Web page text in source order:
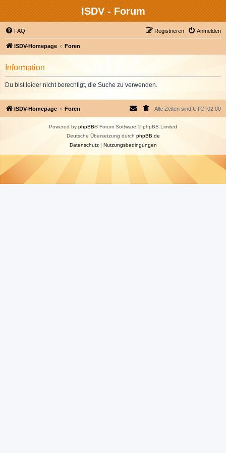
ISDV - Forum
FAQ Anmelden
Registrieren
ISDV-Homepage Foren
Information
Du bist leider nicht berechtigt, die Suche zu verwenden.
ISDV-Homepage Foren Alle Zeiten sind UTC+02:00
Powered by phpBB® Forum Software © phpBB Limited
Deutsche Übersetzung durch phpBB.de
Datenschutz| Nutzungsbedingungen